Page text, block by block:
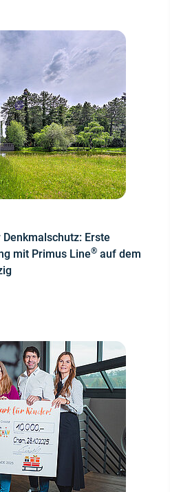
Erste
mit Primus Line® auf dem